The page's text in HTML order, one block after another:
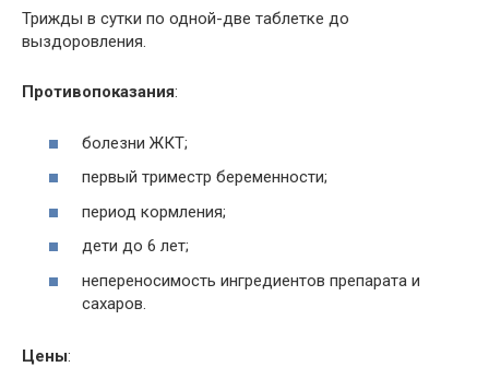
Трижды в сутки по одной-две таблетке до
выздоровления.
Противопоказания:
болезни ЖКТ;
первый триместр беременности;
период кормления;
дети до 6 лет;
непереносимость ингредиентов препарата и
сахаров.
Цены: